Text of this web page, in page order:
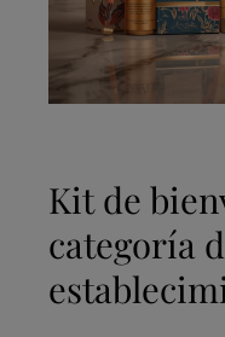
Kit de
categoría